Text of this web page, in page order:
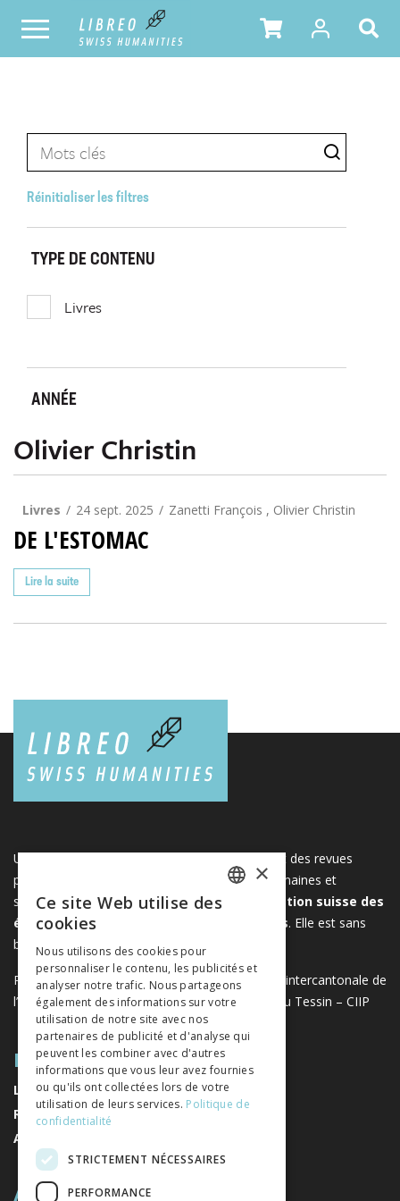
Réinitialiser les filtres
TYPE DE CONTENU
Livres
ANNÉE
Olivier Christin
Livres 24 sept. 2025 Zanetti François , Olivier Christin
DE L'ESTOMAC
Lire la suite
Une plateforme unique regroupant des livres et des revues
publiés par les éditeurs suisses de sciences humaines et
sociales. Libreo.ch est la propriété de l'
Association suisse des
éditeurs de sciences sociales et humaines. Elle est sans
but lucratif.www.editeurssuisses.ch
Projet réalisé avec le soutien de la Conférence intercantonale de
l’instruction publique de la Suisse romande et du Tessin – CIIP
PLAN DU SITE
LIVRES
REVUES
AUTEURS
A PROPOS
ITALIAN
×
Ce site Web utilise des
cookies
Nous utilisons des cookies pour
personnaliser le contenu, les publicités et
analyser notre trafic. Nous partageons
également des informations sur votre
utilisation de notre site avec nos
partenaires de publicité et d'analyse qui
peuvent les combiner avec d'autres
informations que vous leur avez fournies
ou qu'ils ont collectées lors de votre
utilisation de leurs services. Politique de
confidentialité
STRICTEMENT NÉCESSAIRES
PERFORMANCE